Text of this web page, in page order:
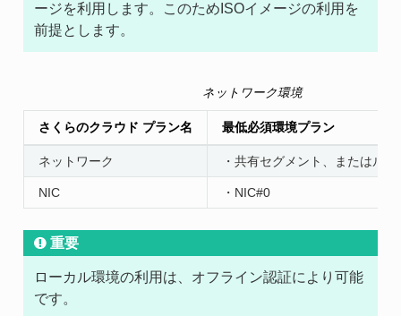
ージを利用します。このためISOイメージの利用を
前提とします。
ネットワーク環境
さくらのクラウド プラン名 最低必須環境プラン
ネットワーク ・共有セグメント、またはル
NIC ・NIC#0
重要
ローカル環境の利用は、オフライン認証により可能
です。